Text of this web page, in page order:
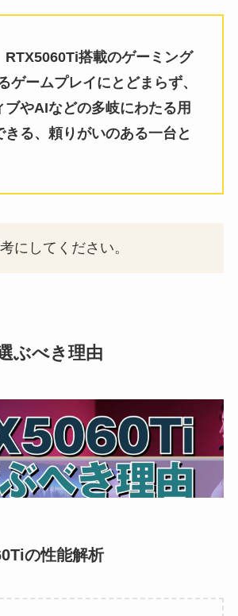
RTX5060Ti搭載のゲーミング
ゲームプレイにとどまらず、
ブやAIなどの多岐にわたる用
きる、頼りがいのある一台と
にしてください。
ぶべき理由
の性能解析